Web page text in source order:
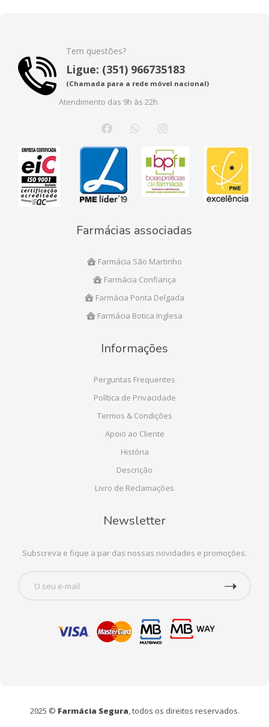
Tem questões?
Ligue: (351) 966735183
(Chamada para a rede móvel nacional)
Atendimento das 9h às 22h
Farmácias associadas
Farmácia São Martinho
Farmácia Confiança
Farmácia Ponta Delgada
Farmácia Botica Inglesa
Informações
Perguntas Frequentes
Política de Privacidade
Termos & Condições
Apoio ao Cliente
História
Descrição
Livro de Reclamações
Newsletter
Subscreva e fique a par das nossas novidades e promoções.
2025 © Farmácia Segura, todos os direitos reservados.